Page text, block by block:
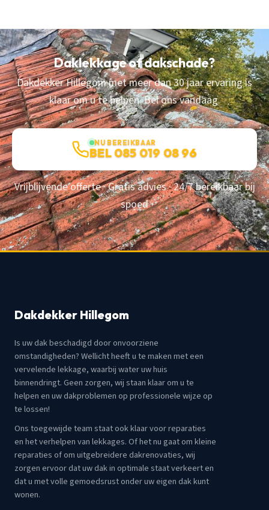
Daklekkage of dakschade?
Dakdekker Hillegom met meer dan 30 jaar ervaring is
klaar om u te helpen. Bel ons vandaag.
NU BEREIKBAAR
BEL 085 019 08 96
Vrijblijvende offerte · Gratis advies · 24/7 bereikbaar bij
spoed
Dakdekker Hillegom
Is uw dak beschadigd door onvoorziene
omstandigheden? Wellicht heeft u te maken met een
vervelende lekkage, waarbij water uw huis
binnendringt. Geen zorgen, wij staan klaar om u te
helpen en uw dakproblemen op professionele wijze op
te lossen!
Ons toegewijde team staat ook klaar voor reparaties
en het verhelpen van lekkages. Of het nu gaat om kleine
reparaties of om uitgebreidere dakrenovaties, wij
zorgen ervoor dat uw dak in optimale staat verkeert en
dat u met volle gemoedsrust onder uw eigen dak kunt
wonen.